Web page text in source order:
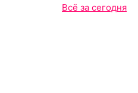
Всё за сегодня